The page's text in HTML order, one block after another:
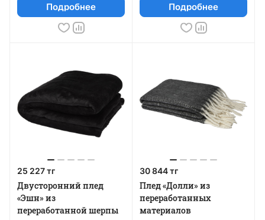
Подробнее Подробнее
25 227 тг
Двусторонний плед
«Эшн» из
переработанной шерпы
30 844 тг
Плед «Долли» из
переработанных
материалов